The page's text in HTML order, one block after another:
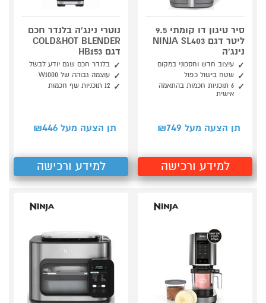
סיר טיגון דו קומתי 9.5
ליטר דגם NINJA SL403
נינג'ה
עיצוב חדש וחסכוני במקום
שטח בישול כפול
6 תוכניות חכמות בהתאמה
אישית
תן הצעה מעל ₪ 749
למידע ורכישה
נוטרי נינג'ה בלנדר חכם
COLD&HOT BLENDER
דגם HB153
בלנדר חכם שגם יודע לבשל
עוצמה גבוהה של W1000
12 תוכניות שף חכמות
תן הצעה מעל ₪ 446
למידע ורכישה